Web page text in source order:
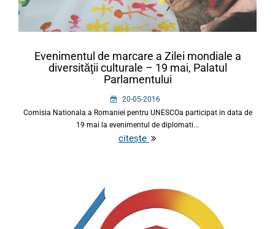
Evenimentul de marcare a Zilei mondiale a
diversităţii culturale – 19 mai, Palatul
Parlamentului
20-05-2016
Comisia Nationala a Romaniei pentru UNESCOa participat in data de
19 mai la evenimentul de diplomati...
citește